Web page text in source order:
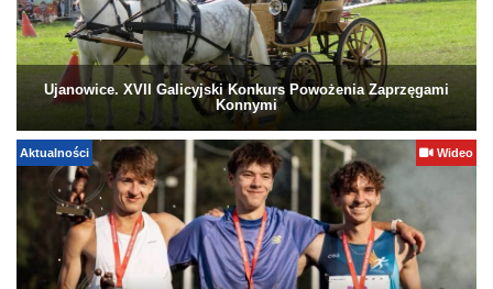
Ujanowice. XVII Galicyjski Konkurs Powożenia Zaprzęgami
Konnymi
Aktualności Wideo